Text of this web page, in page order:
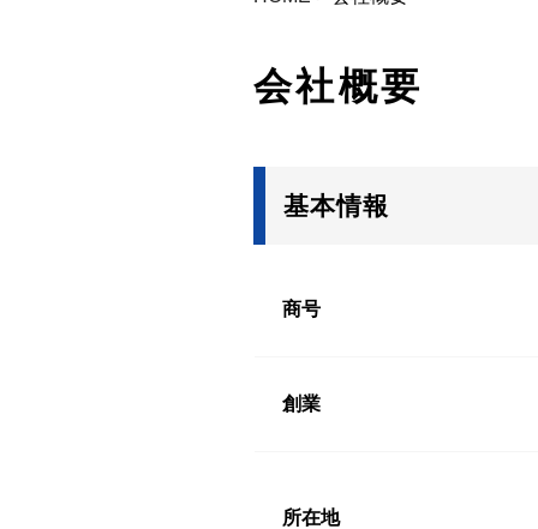
会社概要
基本情報
商号
創業
所在地